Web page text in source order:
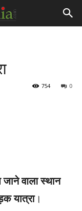
0
754
वाला स्थान
यात्रा।